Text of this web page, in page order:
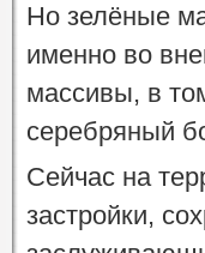
Но зелёные
именно во
массивы, в
серебряный
Сейчас на
застройки,